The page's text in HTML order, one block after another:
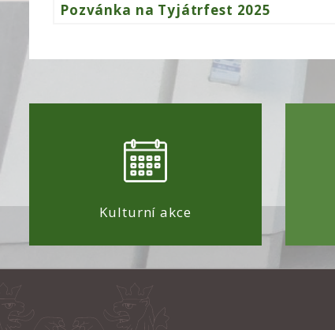
Pozvánka na Tyjátrfest 2025
Kulturní akce